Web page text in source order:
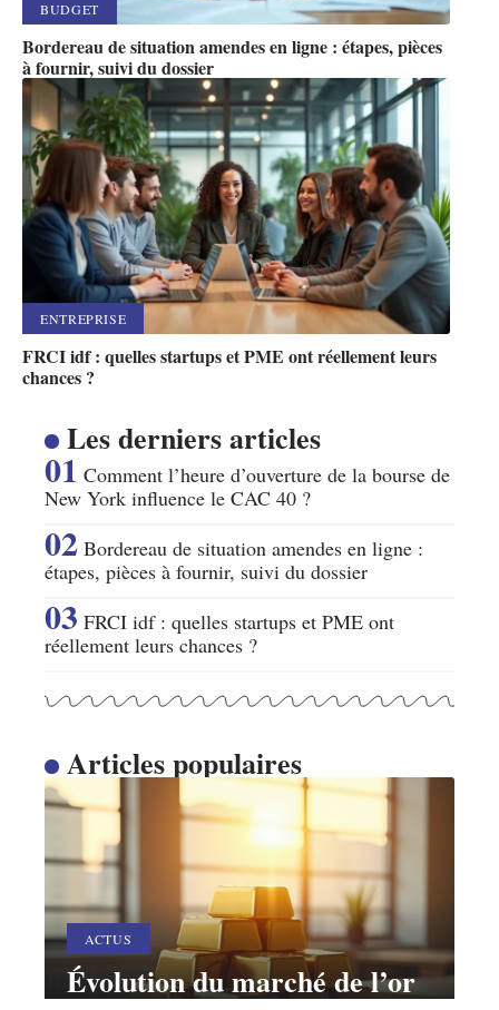
BUDGET
Bordereau de situation amendes en ligne : étapes, pièces
à fournir, suivi du dossier
ENTREPRISE
FRCI idf : quelles startups et PME ont réellement leurs
chances ?
Les derniers articles
Comment l’heure d’ouverture de la bourse de
New York influence le CAC 40 ?
Bordereau de situation amendes en ligne :
étapes, pièces à fournir, suivi du dossier
FRCI idf : quelles startups et PME ont
réellement leurs chances ?
Articles populaires
ACTUS
Évolution du marché de l’or